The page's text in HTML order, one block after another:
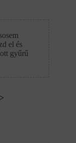
el és
gyűrű